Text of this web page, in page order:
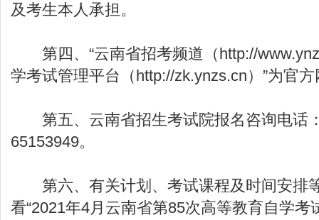
及考生本人承担。
第四、“云南省招考频道（http://
学考试管理平台（http://zk.ynzs.cn）”为官
第五、 云南省招生考试院报名咨询电话
65153949。
第六、有关计划、考试课程及时间安排
看“2021年4月云南省第85次高等教育自学考